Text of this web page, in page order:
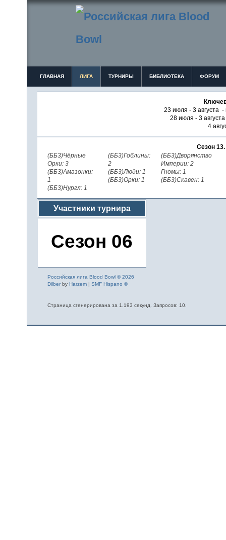
ГЛАВНАЯ ЛИГА ТУРНИРЫ БИБЛИОТЕКА ФОРУМ
23 июля - 3 августа -
28 июля - 3
4
Сезон 13.
(ББ3)Чёрные
Орки: 3
(ББ3)Амазонки:
1
(ББ3)Нургл: 1
(ББ3)Гоблины:
2
(ББ3)Люди: 1
(ББ3)Орки: 1
(ББ3)Дворянство
Империи: 2
Гномы: 1
(ББ3)Скавен: 1
Участники турнира
Сезон 06
Российская лига Blood Bowl © 2026
Dilberby Harzem| SMF Hispano ©
Страница сгенерирована за 1.193 секунд. Запросов: 10.